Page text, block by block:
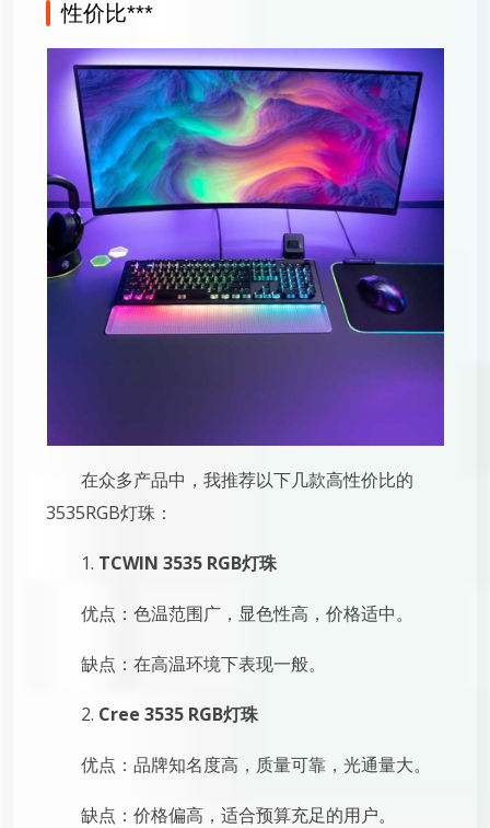
性价比***
在众多产品中，我推荐以下几款高性价比的
3535RGB灯珠：
1. TCWIN 3535 RGB灯珠
优点：色温范围广，显色性高，价格适中。
缺点：在高温环境下表现一般。
2. Cree 3535 RGB灯珠
优点：品牌知名度高，质量可靠，光通量大。
缺点：价格偏高，适合预算充足的用户。